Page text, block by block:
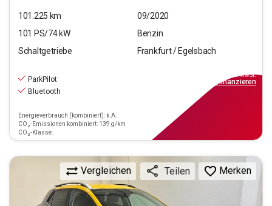
101.225 km
09/2020
101 PS/74kW
Benzin
Schaltgetriebe
Frankfurt / Egelsbach
ParkPilot
Bluetooth
Energieverbrauch (kombiniert): k.A.
CO₂-Emissionen kombiniert: 139 g/km
CO₂-Klasse:
inkl.MwSt.
finanzieren
Vergleichen Teilen Merken